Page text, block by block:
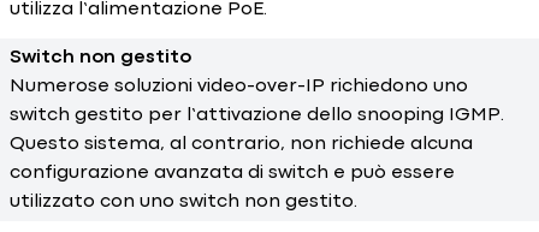
utilizza l’alimentazione PoE.
Switch non gestito
Numerose soluzioni video-over-IP richiedono uno
switch gestito per l’attivazione dello snooping IGMP.
Questo sistema, al contrario, non richiede alcuna
configurazione avanzata di switch e può essere
utilizzato con uno switch non gestito.